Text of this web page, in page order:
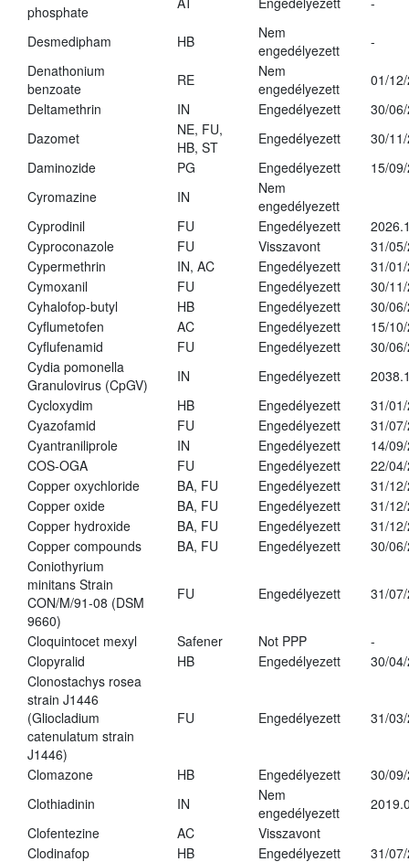
phosphate
Desmedipham HB
Nem
engedélyezett
-
Denathonium
benzoate
RE
Nem
engedélyezett
01/
Deltamethrin
IN Engedélyezett
30/
Dazomet
NE, FU,
HB, ST
Engedélyezett
30/
Daminozide
PG Engedélyezett
15/
Cyromazine
IN
Nem
engedélyezett
Cyprodinil
FU Engedélyezett
Cyproconazole
FU Visszavont
31/
Cypermethrin
IN, AC Engedélyezett
31/
Cymoxanil
FU Engedélyezett
30/
Cyhalofop-butyl
HB Engedélyezett
30/
Cyflumetofen
AC Engedélyezett
15/
Cyflufenamid
FU Engedélyezett
30/
Cydia pomonella
Granulovirus (CpGV)
IN Engedélyezett
Cycloxydim
HB Engedélyezett
31/
Cyazofamid
FU Engedélyezett
31/
Cyantraniliprole
IN Engedélyezett
14/
COS-OGA
FU Engedélyezett
22/
Copper oxychloride
BA, FU Engedélyezett
31/
Copper oxide
BA, FU Engedélyezett
31/
Copper hydroxide
BA, FU Engedélyezett
31/
Copper compounds
BA, FU Engedélyezett
30/
Coniothyrium
minitans Strain
CON/M/91-08 (DSM
9660)
FU Engedélyezett 31/
Cloquintocet mexyl Safener Not PPP
-
Clopyralid
HB Engedélyezett
30/
Clonostachys rosea
strain J1446
(Gliocladium
catenulatum strain
J1446)
FU Engedélyezett 31/
Clomazone HB Engedélyezett
30/
Clothiadinin
IN
Nem
engedélyezett
Clofentezine
AC
Visszavont
Clodinafop
HB Engedélyezett 31/